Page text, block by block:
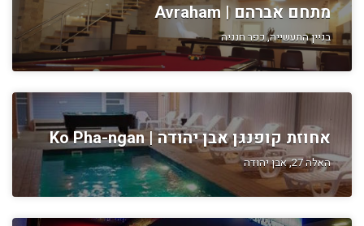
מתחם אברהם | Avraham
בניין התעשייה, כפר חנניה
אחוזת קופנגן אבן יהודה | Ko Pha-ngan
האלה 27, אבן יהודה